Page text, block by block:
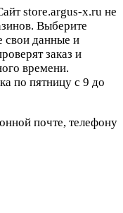
store.argus-x.ru не
Выберите
свои данные и
заказ и
времени.
по пятницу с 9 до
почте, телефону